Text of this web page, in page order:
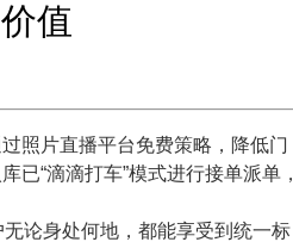
值
照片直播平台免费策略，降低门
“滴滴打车”模式进行接单派单，
论身处何地，都能享受到统一标